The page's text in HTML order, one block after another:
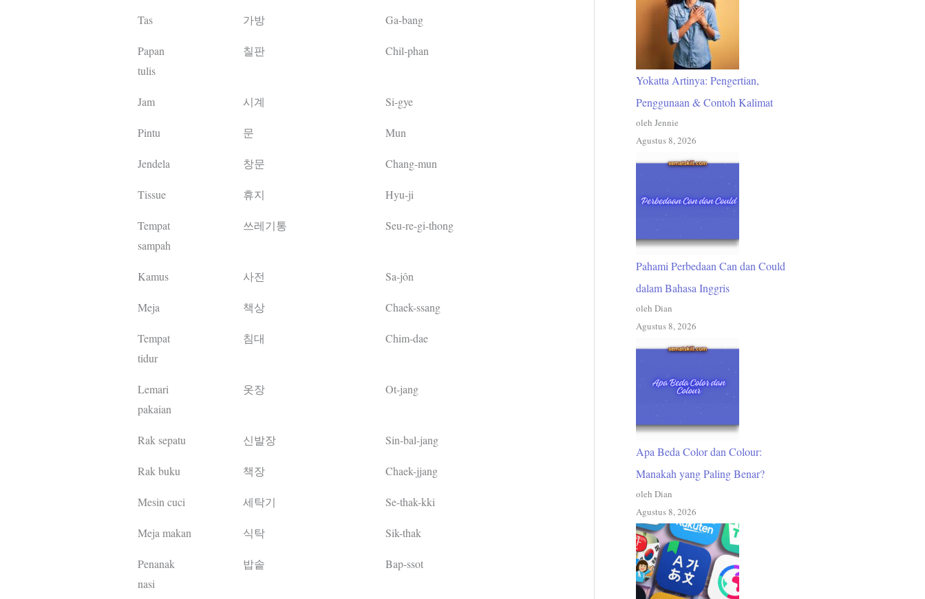
Tas 가방 Ga-bang
Papan
tulis
칠판 Chil-phan
Jam 시계 Si-gye
Pintu 문 Mun
Jendela 창문 Chang-mun
Tissue 휴지 Hyu-ji
Tempat
sampah
쓰레기통 Seu-re-gi-thong
Kamus 사전 Sa-jôn
Meja 책상 Chaek-ssang
Tempat
tidur
침대 Chim-dae
Lemari
pakaian
옷장 Ot-jang
Rak sepatu 신발장 Sin-bal-jang
Rak buku 책장 Chaek-jjang
Mesin cuci 세탁기 Se-thak-kki
Meja makan 식탁 Sik-thak
Penanak
nasi
밥솥 Bap-ssot
Yokatta Artinya: Pengertian,
Penggunaan & Contoh Kalimat
oleh Jennie
Agustus 8, 2026
Pahami Perbedaan Can dan Could
dalam Bahasa Inggris
oleh Dian
Agustus 8, 2026
Apa Beda Color dan Colour:
Manakah yang Paling Benar?
oleh Dian
Agustus 8, 2026